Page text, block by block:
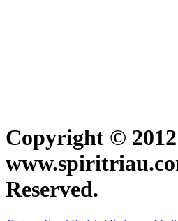
Copyright © 2012
Reserved.